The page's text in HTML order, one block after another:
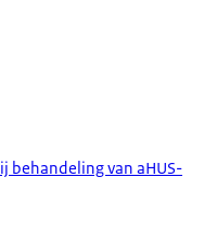
behandeling van aHUS-